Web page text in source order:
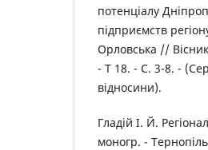
потенціалу
підприємств
Орловська //
- Т 18. - С. 3-8. -
відносини).
Гладій І. Й.
моногр. -